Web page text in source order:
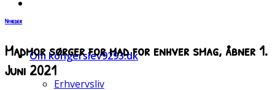
Om kongerslev9293.dk
Erhvervsliv
Nyheder
Madmor sørger for mad for enhver smag, åbner 1.
Juni 2021